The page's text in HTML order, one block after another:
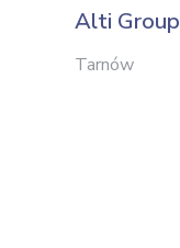
Alti Group
Tarnów